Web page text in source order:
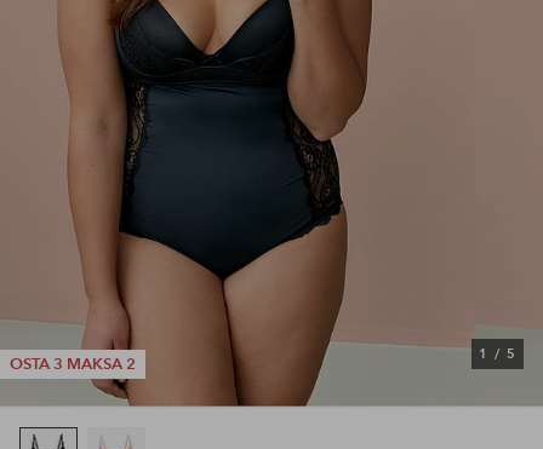
OSTA 3 MAKSA 2
1 / 5